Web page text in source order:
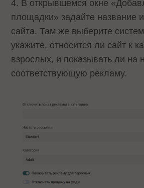
4. В открывшемся окне
площадки» задайте название
сайта. Там же выберите
укажите, относится ли сайт к
взрослых, и показывать ли на
соответствующую рекламу.